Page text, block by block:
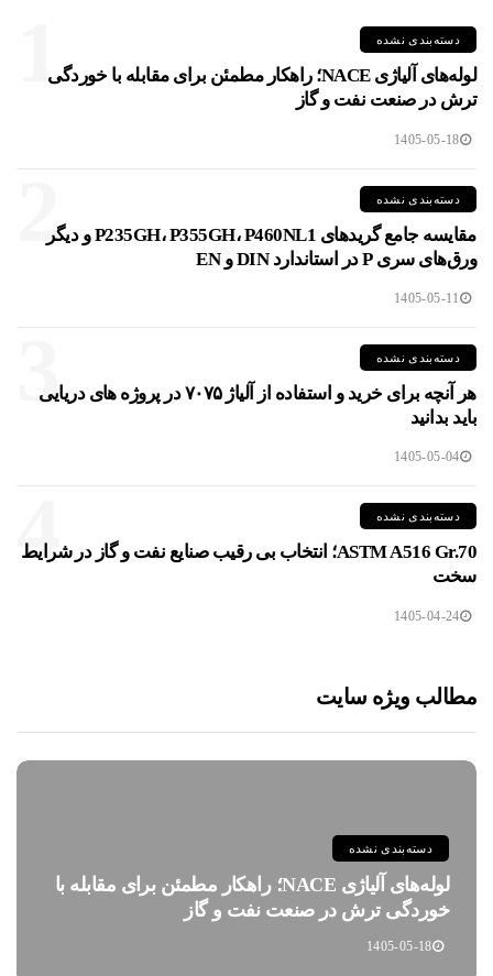
1 دسته‌بندی نشده
لوله‌های آلیاژی NACE؛ راهکار مطمئن برای مقابله با خوردگی
ترش در صنعت نفت و گاز
1405-05-18
2 دسته‌بندی نشده
مقایسه جامع گریدهای P235GH، P355GH، P460NL1 و دیگر
ورق‌های سری P در استاندارد DIN و EN
1405-05-11
3 دسته‌بندی نشده
هر آنچه برای خرید و استفاده از آلیاژ ۷۰۷۵ در پروژه های دریایی
باید بدانید
1405-05-04
4 دسته‌بندی نشده
ASTM A516 Gr.70؛ انتخاب بی رقیب صنایع نفت و گاز در شرایط
سخت
1405-04-24
مطالب ویژه سایت
دسته‌بندی نشده
لوله‌های آلیاژی NACE؛ راهکار مطمئن برای مقابله با
خوردگی ترش در صنعت نفت و گاز
1405-05-18